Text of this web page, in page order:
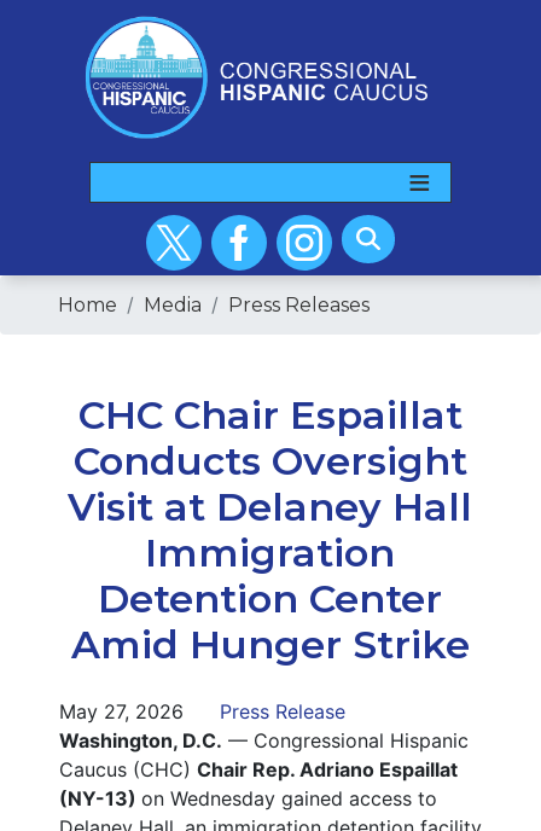
Home Media Press Releases
CHC Chair Espaillat
Conducts Oversight
Visit at Delaney Hall
Immigration
Detention Center
Amid Hunger Strike
May 27, 2026
Press Release
Washington, D.C. — Congressional Hispanic
Caucus (CHC) Chair Rep. Adriano Espaillat
(NY-13) on Wednesday gained access to